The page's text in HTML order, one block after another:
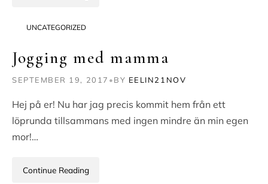
UNCATEGORIZED
Jogging med mamma
SEPTEMBER 19, 2017 •BY EELIN21NOV
Hej på er! Nu har jag precis kommit hem från ett
löprunda tillsammans med ingen mindre än min egen
mor!…
Continue Reading